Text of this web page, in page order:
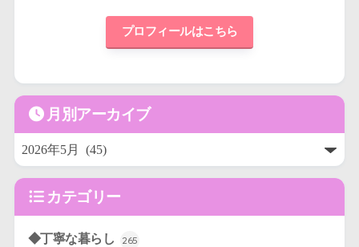
プロフィールはこちら
月別アーカイブ
カテゴリー
◆丁寧な暮らし 265